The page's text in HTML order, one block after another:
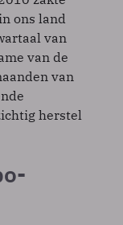
ons land
van
van de
van
herstel